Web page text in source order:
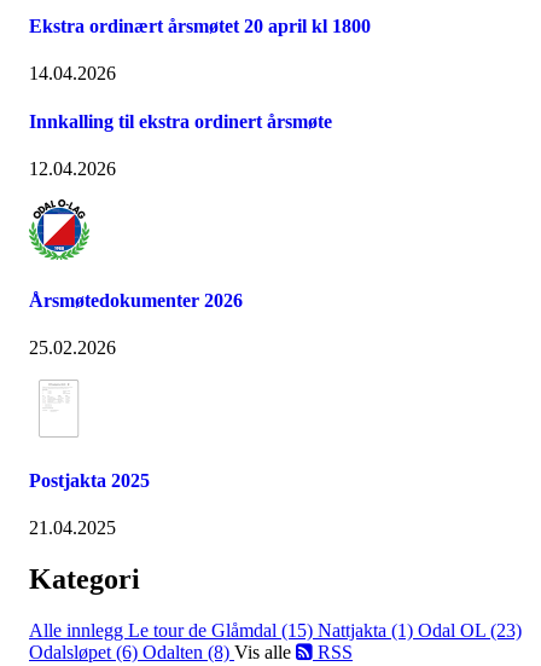
Ekstra ordinært årsmøtet 20 april kl 1800
14.04.2026
Innkalling til ekstra ordinert årsmøte
12.04.2026
Årsmøtedokumenter 2026
25.02.2026
Postjakta 2025
21.04.2025
Kategori
Alle innlegg Le tour de Glåmdal (15) Nattjakta (1) Odal OL (23)
Odalsløpet (6) Odalten (8) Vis alle RSS